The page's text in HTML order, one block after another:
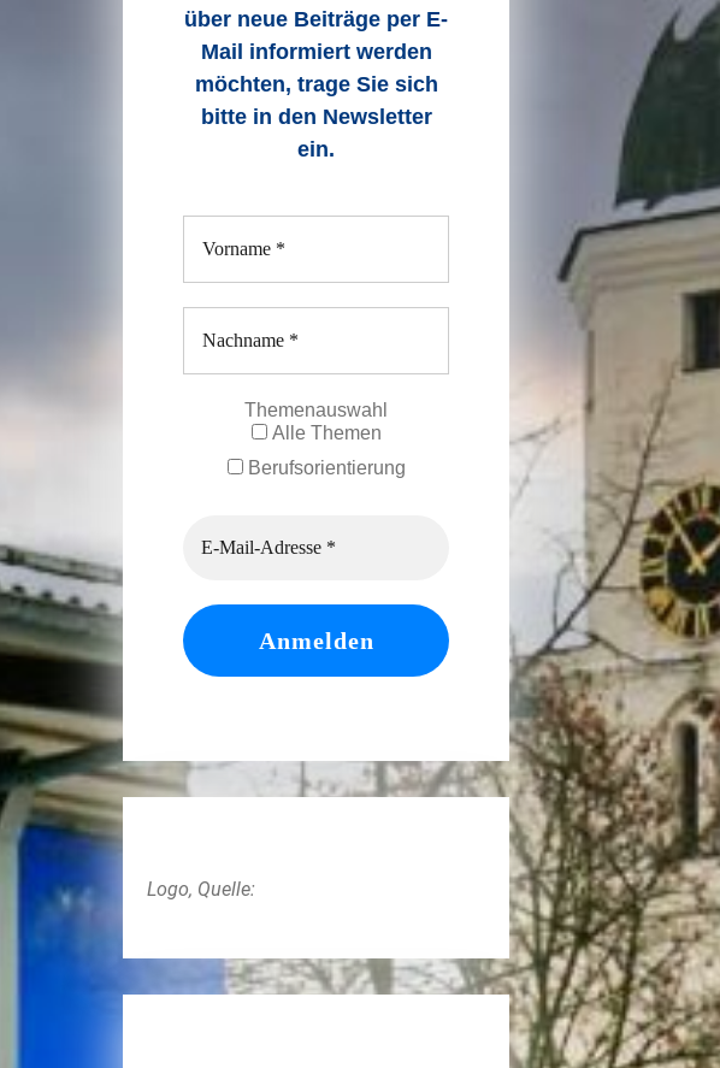
über neue Beiträge per E-
Mail informiert werden
möchten, trage Sie sich
bitte in den Newsletter
ein.
Themenauswahl
Alle Themen
Berufsorientierung
Logo, Quelle: